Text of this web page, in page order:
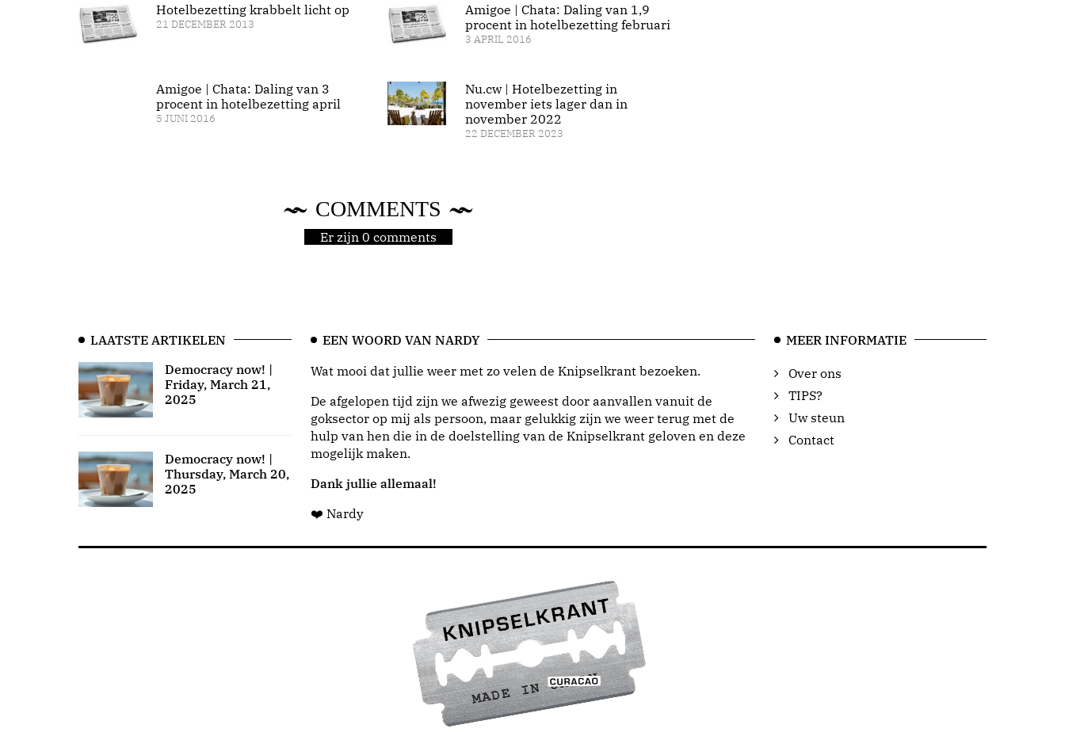
Hotelbezetting krabbelt licht op
21 DECEMBER 2013
Amigoe | Chata: Daling van 3
procent in hotelbezetting april
5 JUNI 2016
Amigoe | Chata: Daling van 1,9
procent in hotelbezetting februari
3 APRIL 2016
Nu.cw | Hotelbezetting in
november iets lager dan in
november 2022
22 DECEMBER 2023
COMMENTS
Er zijn 0 comments
LAATSTE ARTIKELEN
Democracy now! |
Friday, March 21,
2025
Democracy now! |
Thursday, March 20,
2025
EEN WOORD VAN NARDY
Wat mooi dat jullie weer met zo velen de Knipselkrant bezoeken.
De afgelopen tijd zijn we afwezig geweest door aanvallen vanuit de
goksector op mij als persoon, maar gelukkig zijn we weer terug met de
hulp van hen die in de doelstelling van de Knipselkrant geloven en deze
mogelijk maken.
Dank jullie allemaal!
❤️ Nardy
MEER INFORMATIE
Over ons
TIPS?
Uw steun
Contact